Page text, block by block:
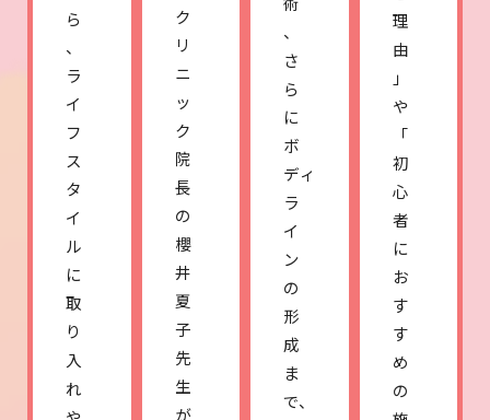
ら
、
ラ
イ
フ
ス
タ
イ
ル
に
取
り
入
れ
ク
リ
ニ
ッ
ク
院
長
の
櫻
井
夏
子
先
生
が
、
さ
ら
に
ボ
ディ
ラ
イ
ン
の
形
成
ま
で、
理
由
」
や
「
初
心
者
に
お
す
す
め
の